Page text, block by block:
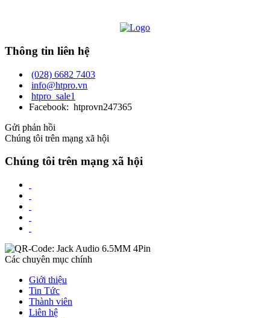
Thông tin liên hệ
(028) 6682 7403
info@htpro.vn
htpro_sale1
Facebook: htprovn247365
Gửi phản hồi
Chúng tôi trên mạng xã hội
Chúng tôi trên mạng xã hội
Các chuyên mục chính
Giới thiệu
Tin Tức
Thành viên
Liên hệ